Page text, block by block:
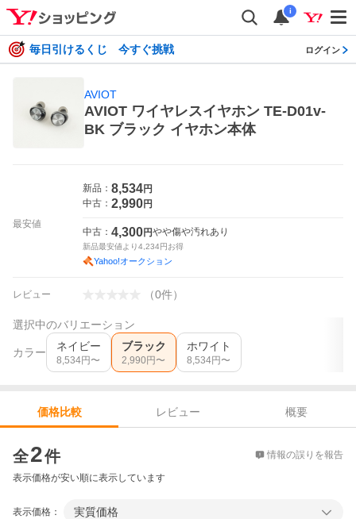
i
毎日引けるくじ 今すぐ挑戦 ログイン
AVIOT
AVIOT ワイヤレスイヤホン TE-D01v-
BK ブラック イヤホン本体
最安値
新品： 8,534円
中古： 2,990円
中古： 4,300円やや傷や汚れあり
新品最安値より4,234円お得
Yahoo!オークション
レビュー （0件）
選択中のバリエーション
カラー ネイビー
8,534円〜
ブラック
2,990 円〜
ホワイト
8,534円〜
価格比較 レビュー
概要
全2件 情報の誤りを報告
表示価格が安い順に表示しています
表示価格： 実質価格